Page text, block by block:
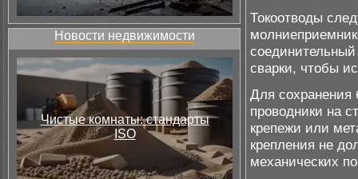
Новости недвижимости
Чистые комнаты: стандарты
ISO
Токоотводы
сварки, чтобы
Для сохранения
проводники на
крепежи или
крепления не
механических